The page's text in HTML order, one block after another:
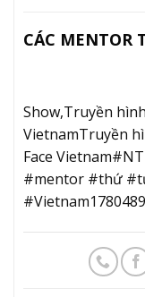
CÁC MENTOR
Show,Truyền
VietnamTruyền
Face
#mentor #thứ